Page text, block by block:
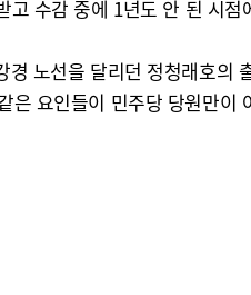
고 수감 중에 1년도 안 된 시
경 노선을 달리던 정청래호의
은 요인들이 민주당 당원만이